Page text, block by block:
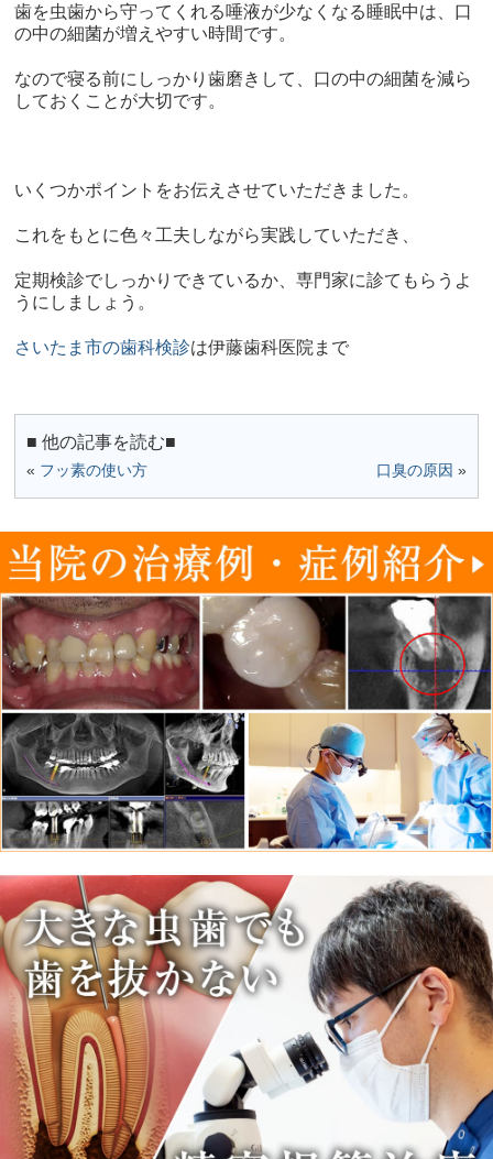
歯を虫歯から守ってくれる唾液が少なくなる睡眠中は、口
の中の細菌が増えやすい時間です。
なので寝る前にしっかり歯磨きして、口の中の細菌を減ら
しておくことが大切です。
いくつかポイントをお伝えさせていただきました。
これをもとに色々工夫しながら実践していただき、
定期検診でしっかりできているか、専門家に診てもらうよ
うにしましょう。
さいたま市の歯科検診は伊藤歯科医院まで
■ 他の記事を読む■
« フッ素の使い方 口臭の原因 »